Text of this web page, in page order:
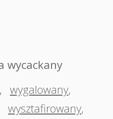
wycackany
, wygalowany,
wysztafirowany,